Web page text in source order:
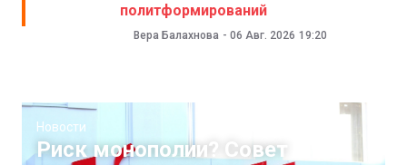
политформирований
Вера Балахнова - 06 Авг. 2026 19:20
Новости
Риск монополии? Совет